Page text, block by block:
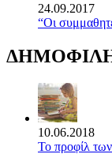
24.09.2017
“Οι
ΔΗΜΟΦΙΛΗ
10.06.2018
Το προφίλ των